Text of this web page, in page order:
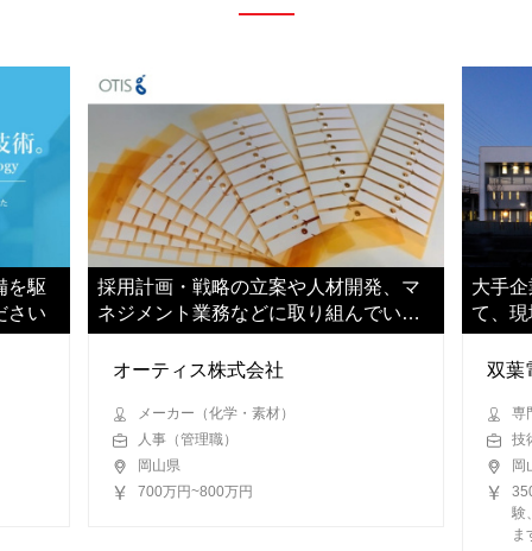
を駆
さい
採用計画・戦略の立案や人材開発、マ
ネジメント業務などに取り組んでいた
だきます
オーティス株式会社
メーカー（化学・素材）
人事（管理職）
岡山県
700万円~800万円
大手
て、
ます
双葉
専
技
岡
験
ま